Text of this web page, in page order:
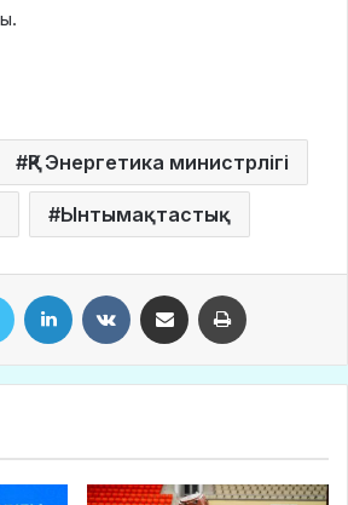
ҚР Энергетика министрлігі
Ынтымақтастық